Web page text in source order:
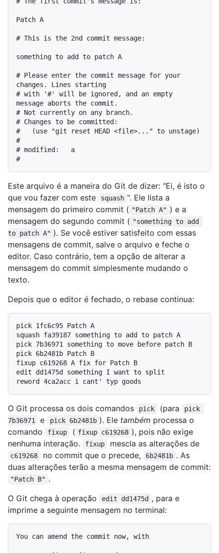
Patch A
# This is the 2nd commit message:
something to add to patch A
# Please enter the commit message for your
changes. Lines starting
# with '#' will be ignored, and an empty
message aborts the commit.
# Not currently on any branch.
# Changes to be committed:
#   (use "git reset HEAD <file>..." to unstage)
#
# modified:   a
Este arquivo é a maneira do Git de dizer: "Ei, é isto o
que vou fazer com este
squash ". Ele lista a
mensagem do primeiro commit ( "Patch A" ) e a
mensagem do segundo commit ( "something to add
to patch A" ). Se você estiver satisfeito com essas
mensagens de commit, salve o arquivo e feche o
editor. Caso contrário, tem a opção de alterar a
mensagem do commit simplesmente mudando o
texto.
Depois que o editor é fechado, o rebase continua:
pick 1fc6c95 Patch A
squash fa39187 something to add to patch A
pick 7b36971 something to move before patch B
pick 6b2481b Patch B
fixup c619268 A fix for Patch B
edit dd1475d something I want to split
O Git processa os dois comandos pick (para
pick
7b36971
e pick 6b2481b ). Ele também processa o
comando
fixup ( fixup c619268 ), pois não exige
nenhuma interação.
fixup mescla as alterações de
c619268 no commit que o precede, 6b2481b . As
duas alterações terão a mesma mensagem de commit:
"Patch B" .
O Git chega à operação
edit dd1475d , para e
imprime a seguinte mensagem no terminal:
You can amend the commit now, with